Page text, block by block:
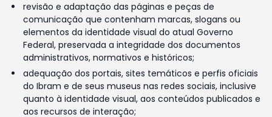
revisão e adaptação das páginas e peças de
comunicação que contenham marcas, slogans ou
elementos da identidade visual do atual Governo
Federal, preservada a integridade dos documentos
administrativos, normativos e históricos;
adequação dos portais, sites temáticos e perfis oficiais
do Ibram e de seus museus nas redes sociais, inclusive
quanto à identidade visual, aos conteúdos publicados e
aos recursos de interação;